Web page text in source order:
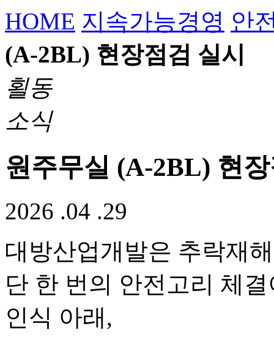
HOME 지속가능경영 안
(A-2BL) 현장점검 실시
횔동
소식
원주무실 (A-2BL) 현
2026 .04 .29
대방산업개발은 추락재
단 한 번의 안전고리 체
인식 아래,